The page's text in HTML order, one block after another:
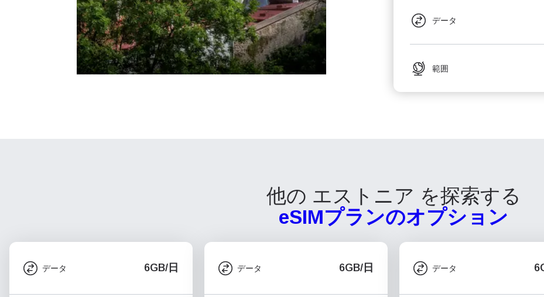
データ
範囲
他の エストニア を探索する
eSIMプランのオプション
データ 6GB/日 データ 6GB/日 データ